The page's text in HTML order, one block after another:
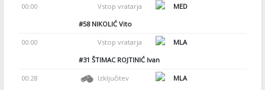
00:00 Vstop vratarja
MED
#58NIKOLIĆ Vito
00:00 Vstop vratarja
MLA
#31 ŠTIMAC ROJTINIĆ Ivan
00:28 Izključitev
MLA